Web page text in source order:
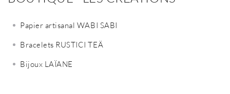
Papier artisanal WABI SABI
Bracelets RUSTICI TEÄ
Bijoux LAÏANE